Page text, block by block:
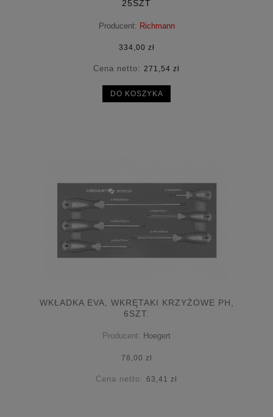
25SZT
Producent: Richmann
334,00 zł
Cena netto: 271,54 zł
DO KOSZYKA
WKŁADKA EVA, WKRĘTAKI KRZYŻOWE PH,
6SZT.
Producent: Hoegert
78,00 zł
Cena netto: 63,41 zł